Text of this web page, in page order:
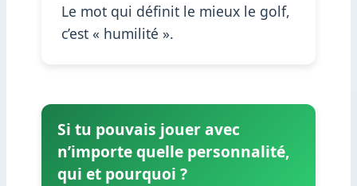
Le mot qui définit le mieux le golf,
c’est « humilité ».
Si tu pouvais jouer avec
n’importe quelle personnalité,
qui et pourquoi ?